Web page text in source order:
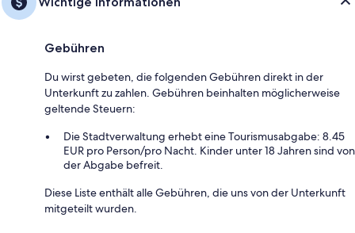
Gebühren
Du wirst gebeten, die folgenden Gebühren direkt in der
Unterkunft zu zahlen. Gebühren beinhalten möglicherweise
geltende Steuern:
Die Stadtverwaltung erhebt eine Tourismusabgabe: 8.45
EUR pro Person/pro Nacht. Kinder unter 18 Jahren sind von
der Abgabe befreit.
Diese Liste enthält alle Gebühren, die uns von der Unterkunft
mitgeteilt wurden.